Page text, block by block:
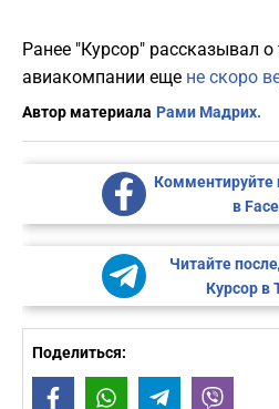
Ранее "Курсор" рассказывал
авиакомпании еще не скоро
Автор материала Рами Мадрих.
Комментируйте
в
Читайте
Курсор в
Поделиться:
FacebookWhatsAppTelegram